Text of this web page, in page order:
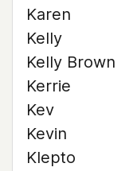
Karen
Kelly
Kelly Brown
Kerrie
Kev
Kevin
Klepto